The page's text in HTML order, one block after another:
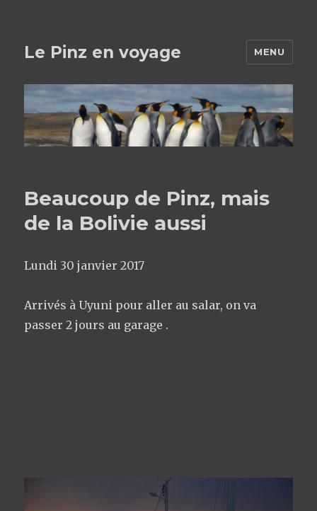
Le Pinz en voyage MENU
Beaucoup de Pinz, mais
de la Bolivie aussi
Lundi 30 janvier 2017
Arrivés à Uyuni pour aller au salar, on va
passer 2 jours au garage .